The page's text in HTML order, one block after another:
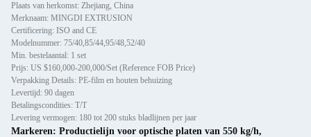
Plaats van herkomst: Zhejiang, China
Merknaam: MINGDI EXTRUSION
Certificering: ISO and CE
Modelnummer: 75/40,85/44,95/48,52/40
Min. bestelaantal: 1 set
Prijs: US $160,000-200,000/Set (Reference FOB Price)
Verpakking Details: PE-film en houten behuizing
Levertijd: 90 dagen
Betalingscondities: T/T
Levering vermogen: 180 tot 200 stuks bladlijnen per jaar
Markeren: Productielijn voor optische platen van 550 kg/h,